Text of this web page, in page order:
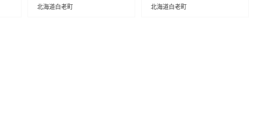
北海道白老町 北海道白老町